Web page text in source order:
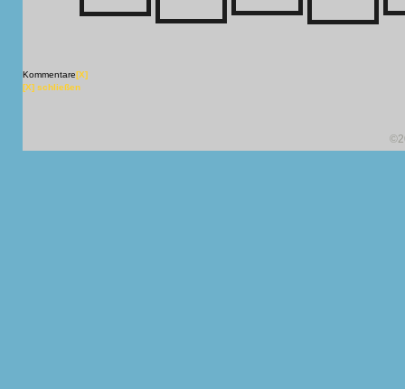
Kommentare[X]
[X] schließen